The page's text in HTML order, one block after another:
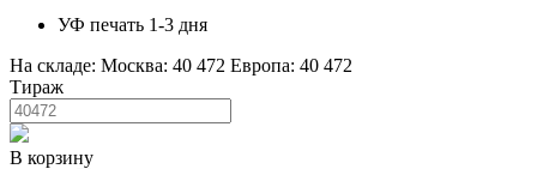
УФ печать 1-3 дня
На складе: Москва: 40 472 Европа: 40 472
Тираж
В корзину